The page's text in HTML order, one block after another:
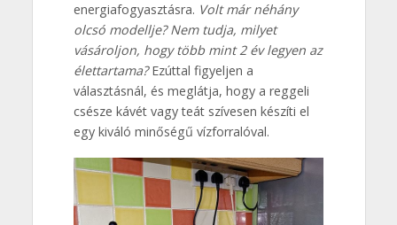
energiafogyasztásra. Volt már néhány
olcsó modellje? Nem tudja, milyet
vásároljon, hogy több mint 2 év legyen az
élettartama?Ezúttal figyeljen a
választásnál, és meglátja, hogy a reggeli
csésze kávét vagy teát szívesen készíti el
egy kiváló minőségű vízforralóval.